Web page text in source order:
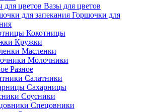
Вазы для цветов
Горшочки для
Кокотницы
Кружки
Масленки
Молочники
Разное
Салатники
Сахарницы
Соусники
Спецовники